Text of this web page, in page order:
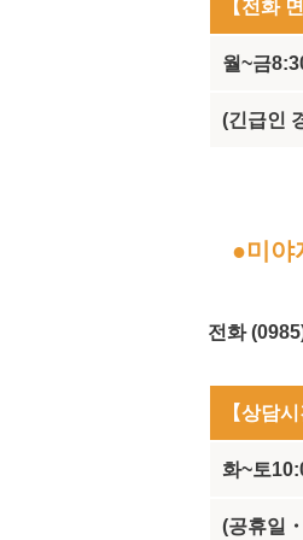
【전화
월~금
(긴급인
●미야
전화
【상담시
화~토
(공휴일